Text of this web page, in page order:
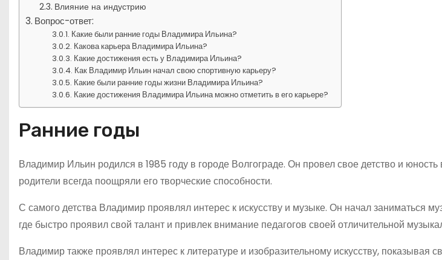
Влияние на индустрию
Вопрос-ответ:
Какие были ранние годы Владимира Ильина?
Какова карьера Владимира Ильина?
Какие достижения есть у Владимира Ильина?
Как Владимир Ильин начал свою спортивную карьеру?
Какие были ранние годы жизни Владимира Ильина?
Какие достижения Владимира Ильина можно отметить в его карьере?
Ранние годы
Владимир Ильин родился в 1985 году в городе Волгограде. Он провел свое детство и юность
родители всегда поощряли его творческие способности.
С самого детства Владимир проявлял интерес к искусству и музыке. Он начал заниматься
где быстро проявил свой талант и привлек внимание педагогов своей отличительной
Владимир также проявлял интерес к литературе и изобразительному искусству, показывая